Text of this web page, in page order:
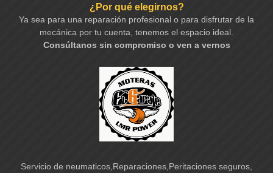
¿Por qué elegirnos?
Ya sea para una reparación profesional o para disfrutar de la
mecánica por tu cuenta, tenemos el espacio ideal.
Consúltanos sin compromiso o ven a vernos
Servicio de neumaticos,Reparaciones,Peritaciones seguros,